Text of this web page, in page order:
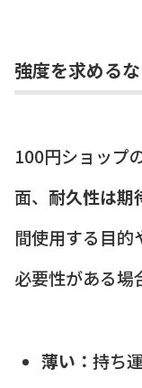
強度を求める
100円ショップ
面、 耐久性は期
間使用する目的
必要性がある場
薄い： 持ち